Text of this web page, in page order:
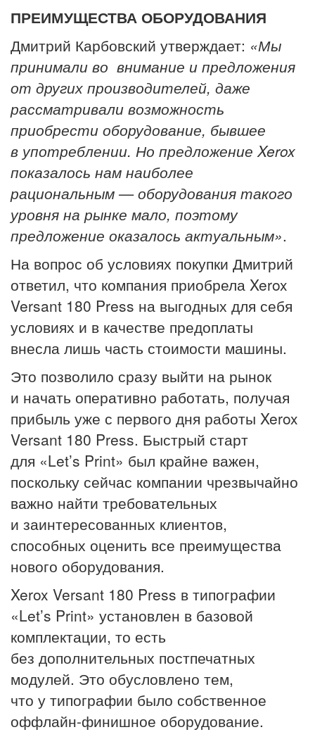
ПРЕИМУЩЕСТВА ОБОРУДОВАНИЯ
Дмитрий Карбовский утверждает: «Мы
принимали во внимание и предложения
от других производителей, даже
рассматривали возможность
приобрести оборудование, бывшее
в употреблении. Но предложение Xerox
показалось нам наиболее
рациональным — оборудования такого
уровня на рынке мало, поэтому
предложение оказалось актуальным».
На вопрос об условиях покупки Дмитрий
ответил, что компания приобрела Xerox
Versant 180 Press на выгодных для себя
условиях и в качестве предоплаты
внесла лишь часть стоимости машины.
Это позволило сразу выйти на рынок
и начать оперативно работать, получая
прибыль уже с первого дня работы Xerox
Versant 180 Press. Быстрый старт
для «Let’s Print» был крайне важен,
поскольку сейчас компании чрезвычайно
важно найти требовательных
и заинтересованных клиентов,
способных оценить все преимущества
нового оборудования.
Xerox Versant 180 Press в типографии
«Let’s Print» установлен в базовой
комплектации, то есть
без дополнительных постпечатных
модулей. Это обусловлено тем,
что у типографии было собственное
оффлайн-финишное оборудование.